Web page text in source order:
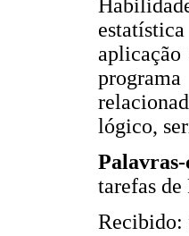
lógico,
Palavras-
tarefas de
Recibido: